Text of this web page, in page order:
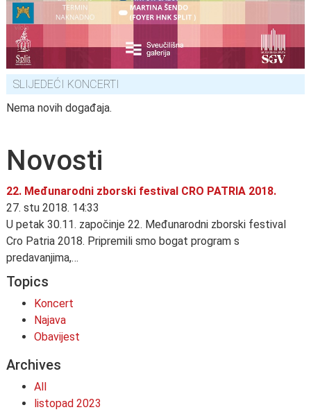
SLIJEDEĆI KONCERTI
Nema novih događaja.
Novosti
22. Međunarodni zborski festival CRO PATRIA 2018.
27. stu 2018. 14:33
U petak 30.11. započinje 22. Međunarodni zborski festival
Cro Patria 2018. Pripremili smo bogat program s
predavanjima,…
Topics
Koncert
Najava
Obavijest
Archives
All
listopad 2023